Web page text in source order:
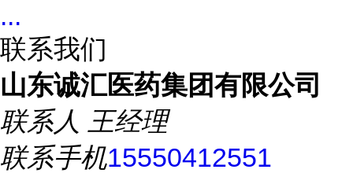
...
联系我们
山东诚汇医药集团有限公司
联系人 王经理
联系手机15550412551